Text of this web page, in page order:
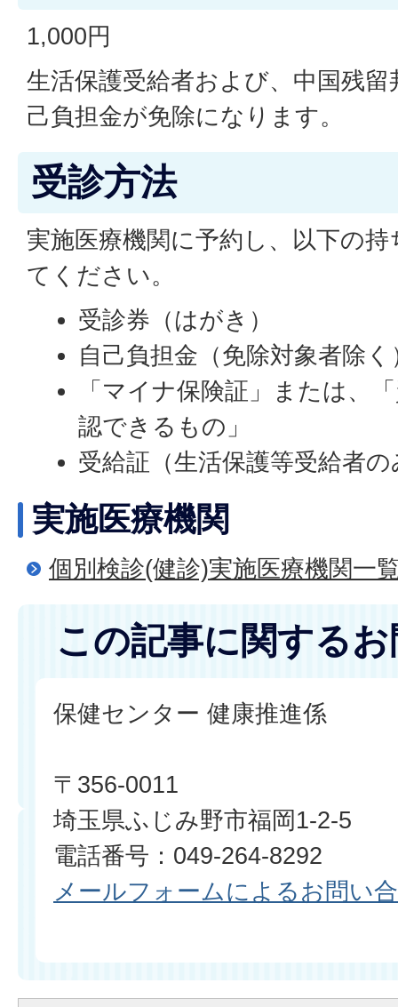
1,000円
生活保護受給者および、中国残
己負担金が免除になります。
受診方法
実施医療機関に予約し、以下の
てください。
受診券（はがき）
自己負担金（免除対象者除く
「マイナ保険証」または、
認できるもの」
受給証（生活保護等受給者の
実施医療機関
個別検診(健診)実施医療機関一
この記事に関する
保健センター 健康推進係
〒356-0011
埼玉県ふじみ野市福岡1-2-5
電話番号：049-264-8292
メールフォームによるお問い